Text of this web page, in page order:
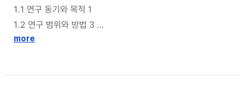
1.1 연구 동기와 목적 1
1.2 연구 범위와 방법 3
1.3 선행 연구 5
more